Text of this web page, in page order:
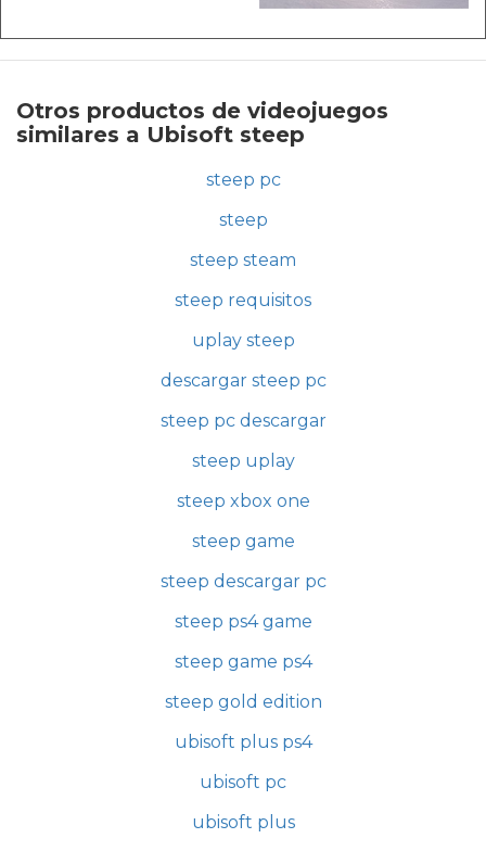
Otros productos de videojuegos
similares a Ubisoft steep
steep pc
steep
steep steam
steep requisitos
uplay steep
descargar steep pc
steep pc descargar
steep uplay
steep xbox one
steep game
steep descargar pc
steep ps4 game
steep game ps4
steep gold edition
ubisoft plus ps4
ubisoft pc
ubisoft plus